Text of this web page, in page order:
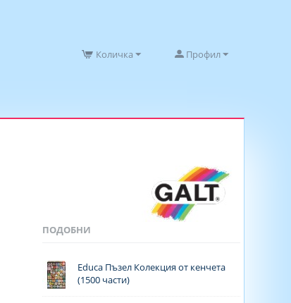
Профил
Количка
ПОДОБНИ
Educa Пъзел Колекция от кенчета
(1500 части)